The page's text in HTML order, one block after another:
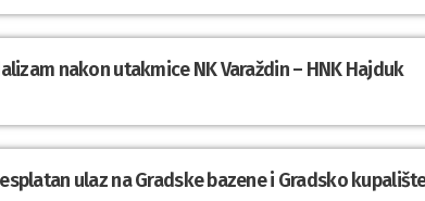
nakon utakmice NK Varaždin – HNK Hajduk
ulaz na Gradske bazene i Gradsko